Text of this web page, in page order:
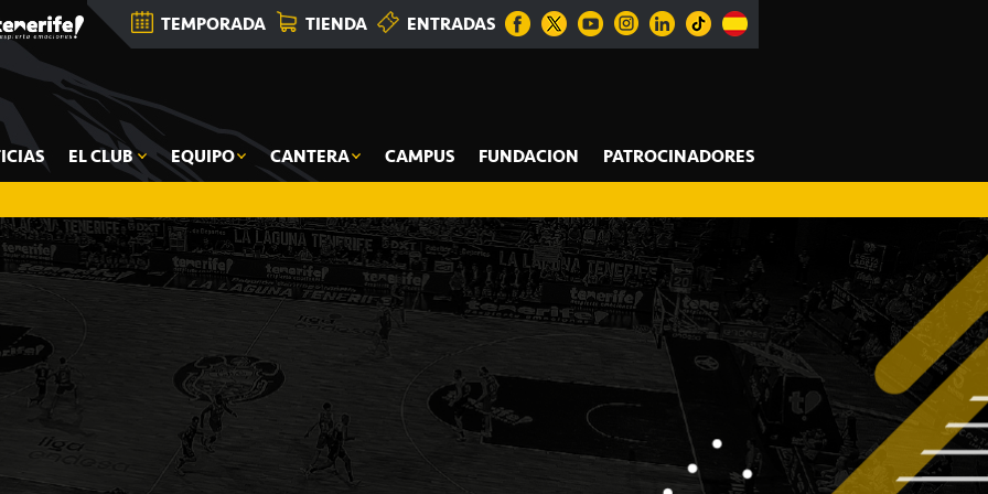
TEMPORADA TIENDA ENTRADAS
EL CLUB EQUIPO CANTERA CAMPUS FUNDACION PATROCINADORES